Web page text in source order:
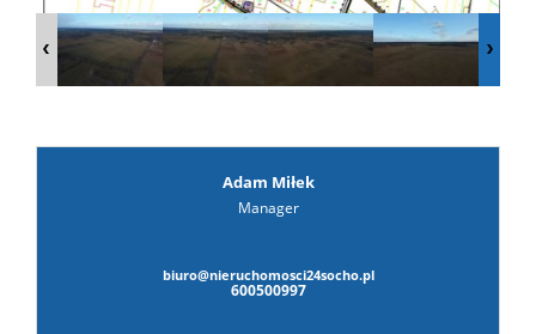
Adam Miłek
Manager
biuro@nieruchomosci24socho.pl
600500997